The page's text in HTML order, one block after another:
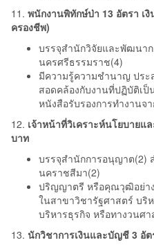
11. พนักงานพิทักษ์ป่า 13 อัตรา เ
ครองชีพ)
บรรจุสำนักวิจัยและพัฒนาก
นครศรีธรรมราช(4)
มีความรู้ความชำนาญ ปร
สอดคล้องกับงานที่ปฏิบัติเป็
หนังสือรับรองการทำงานจ
12. เจ้าหน้าที่วิเคราะห์นโยบายแ
บาท
บรรจุสำนักการอนุญาต(2)
นคราชสีมา(2)
ปริญญาตรี หรือคุณวุฒิอย่าง
ในสาขาวิชารัฐศาสตร์ บริ
บริหารธุรกิจ หรือทางวนศา
13. นักวิชาการเงินและบัญชี 3 อัต